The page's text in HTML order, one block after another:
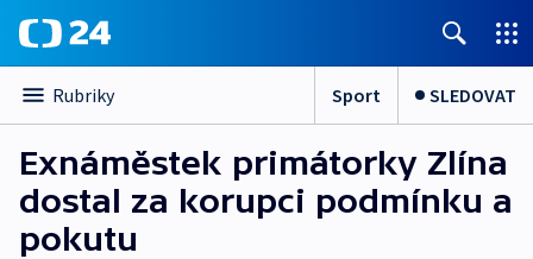
Rubriky Sport SLEDOVAT
Exnáměstek primátorky Zlína
dostal za korupci podmínku a
pokutu